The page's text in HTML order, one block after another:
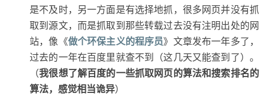
是不及时，另一方面是有选择地抓，很多网页并没有抓
取到源文，而是抓取到那些转载过去没有注明出处的网
站，像《做个环保主义的程序员》文章发布一年多了，
过去的一年在百度里就查不到（这几天又能查到了）。
（我很想了解百度的一些抓取网页的算法和搜索排名的
算法，感觉相当诡异）